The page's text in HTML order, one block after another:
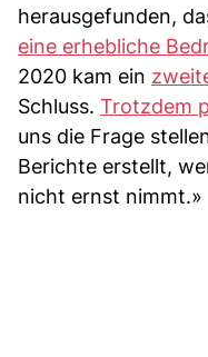
herausgefunden,
eine erhebliche
2020 kam ein
Schluss. Trotzdem
uns die Frage
Berichte erstellt,
nicht ernst nimmt.»